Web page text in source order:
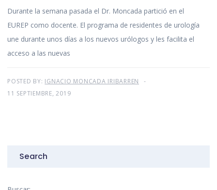
Durante la semana pasada el Dr. Moncada partició en el
EUREP como docente. El programa de residentes de urología
une durante unos días a los nuevos urólogos y les facilita el
acceso a las nuevas
POSTED BY: IGNACIO MONCADA IRIBARREN
11 SEPTIEMBRE, 2019
Search